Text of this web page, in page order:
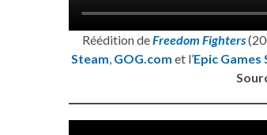
Réédition deFreedom Fighters
Steam GOG.com et l’Epic Games